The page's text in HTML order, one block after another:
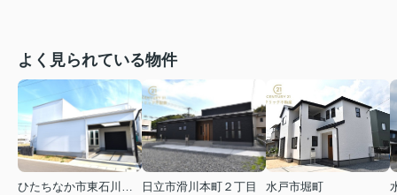
よく見られている物件
日立市滑川本町２丁目
水戸市堀町